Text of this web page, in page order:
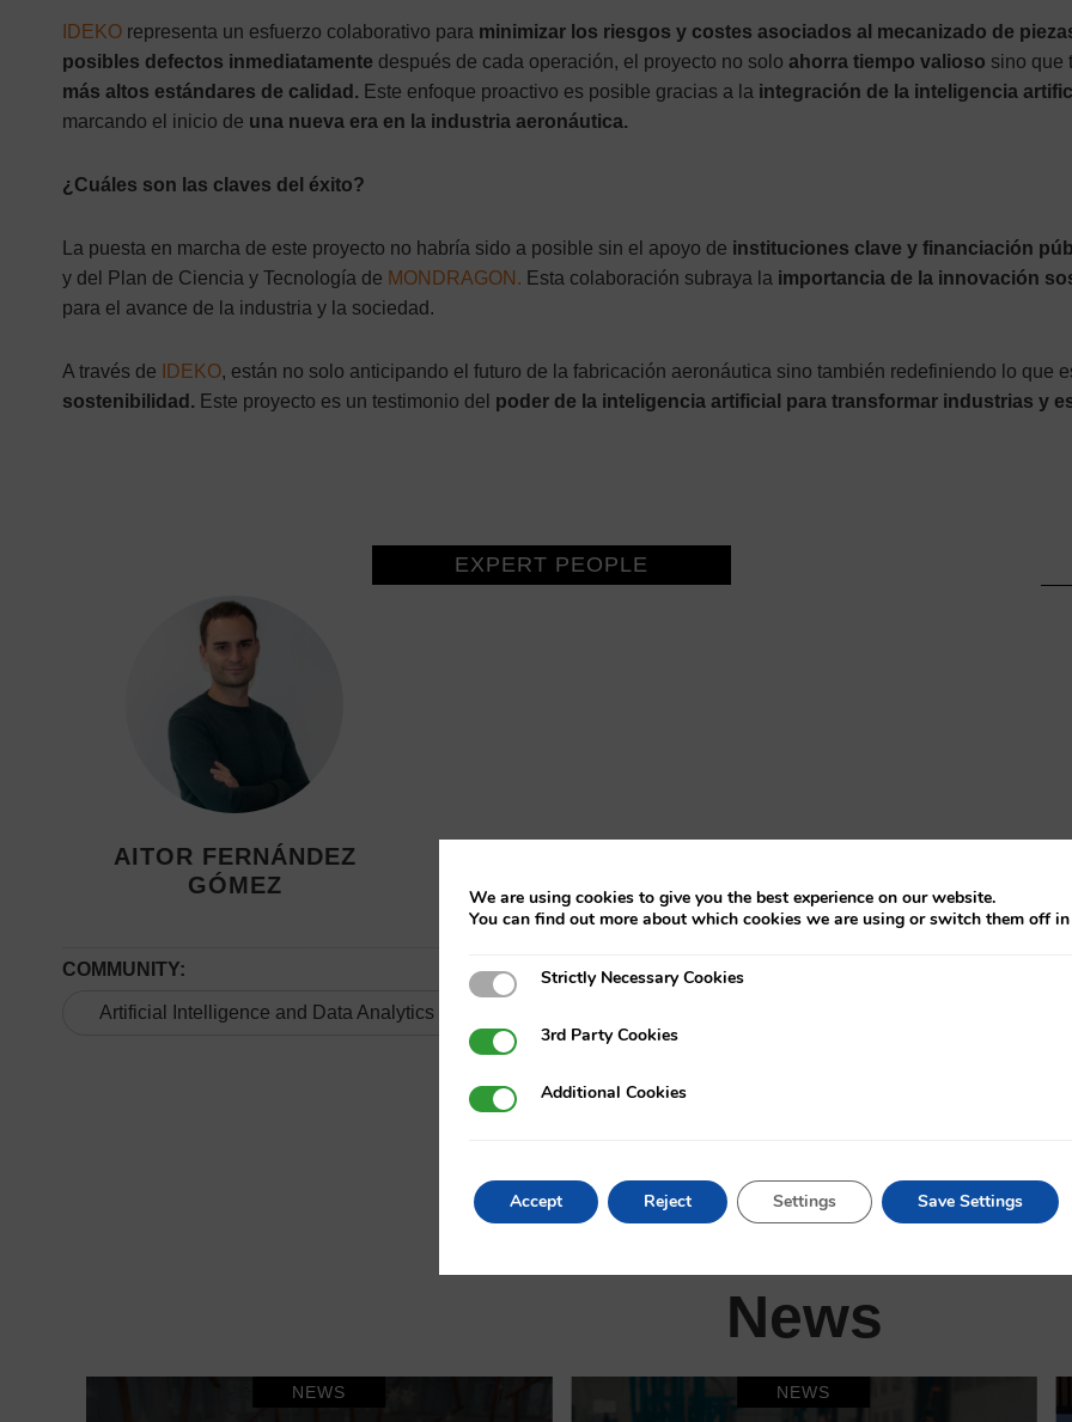
IDEKO representa un esfuerzo colaborativo para minimizar los riesgos y costes asociados al mecanizado de
posibles defectos inmediatamente después de cada operación, el proyecto no solo ahorra tiempo valioso sino que
más altos estándares de calidad. Este enfoque proactivo es posible gracias a la integración de la inteligencia
marcando el inicio de una nueva era en la industria aeronáutica.
¿Cuáles son las claves del éxito?
La puesta en marcha de este proyecto no habría sido a posible sin el apoyo de instituciones clave y financiación
y del Plan de Ciencia y Tecnología de MONDRAGON . Esta colaboración subraya la importancia de la innovación
para el avance de la industria y la sociedad.
A través de IDEKO, están no solo anticipando el futuro de la fabricación aeronáutica sino también redefiniendo lo que
sostenibilidad. Este proyecto es un testimonio del poder de la inteligencia artificial para transformar industrias y
EXPERT PEOPLE
AITOR FERNÁNDEZ
GÓMEZ
COMMUNITY:
Artificial Intelligence and Data Analytics
News
NEWS NEWS
We are using cookies to give you the best experience on our website.
You can find out more about which cookies we are using or switch them off in
Strictly Necessary Cookies
Strictly Necessary Cookies
3rd Party Cookies
3rd Party Cookies
Additional Cookies
Additional Cookies
Accept Reject Settings Save Settings